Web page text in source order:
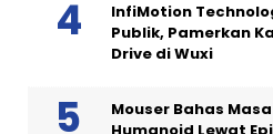
InfiMotion
Publik, Pamerkan
Drive di Wuxi
Mouser Bahas